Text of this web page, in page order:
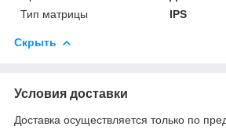
Тип матрицы
IPS
Скрыть
Условия доставки
Доставка осуществляется только по